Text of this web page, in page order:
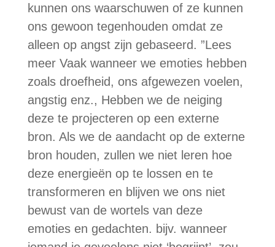
kunnen ons waarschuwen of ze kunnen
ons gewoon tegenhouden omdat ze
alleen op angst zijn gebaseerd. ”Lees
meer Vaak wanneer we emoties hebben
zoals droefheid, ons afgewezen voelen,
angstig enz., Hebben we de neiging
deze te projecteren op een externe
bron. Als we de aandacht op de externe
bron houden, zullen we niet leren hoe
deze energieën op te lossen en te
transformeren en blijven we ons niet
bewust van de wortels van deze
emoties en gedachten. bijv. wanneer